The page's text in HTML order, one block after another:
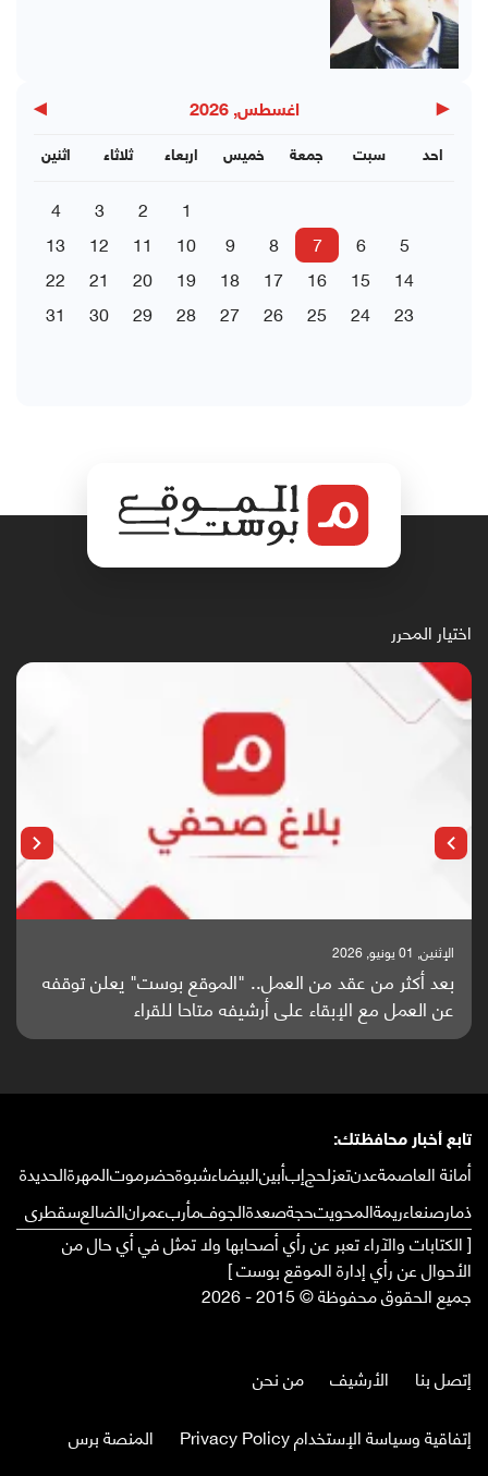
◀ اغسطس, 2026 ▶
اثنين ثلاثاء اربعاء خميس جمعة سبت احد
1
2
3
4
5
6
7
8
9
10
11
12
13
14
15
16
17
18
19
20
21
22
23
24
25
26
27
28
29
30
31
اختيار المحرر
الإثنين, 25 مايو, 2026
باحثون من اليمن يدخلون سباق أبحاث ألزهايمر بدراسة
واعدة منشورة عالميا (ترجمة)
تابع أخبار محافظتك:
أمانة العاصمةعدنتعزلحجإبأبينالبيضاءشبوةحضرموتالمهرةالحديدة
ذمارصنعاءريمةالمحويتحجةصعدةالجوفمأربعمرانالضالعسقطرى
[ الكتابات والآراء تعبر عن رأي أصحابها ولا تمثل في أي حال من
الأحوال عن رأي إدارة الموقع بوست ]
جميع الحقوق محفوظة © 2015 - 2026
إتصل بنا الأرشيف
من نحن
إتفاقية وسياسة الإستخدام Privacy Policy
المنصة برس